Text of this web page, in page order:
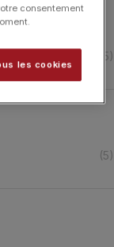
(5)
(5)
consentement
les cookies